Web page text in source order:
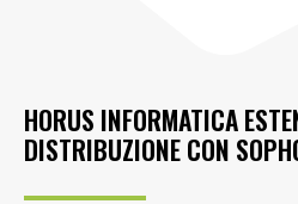
HORUS INFORMATICA
DISTRIBUZIONE CON